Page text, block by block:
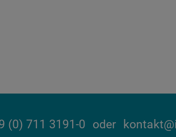
(0) 711 3191-0 oder